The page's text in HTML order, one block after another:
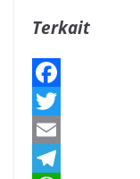
Terkait
F
a
c
T
w
E